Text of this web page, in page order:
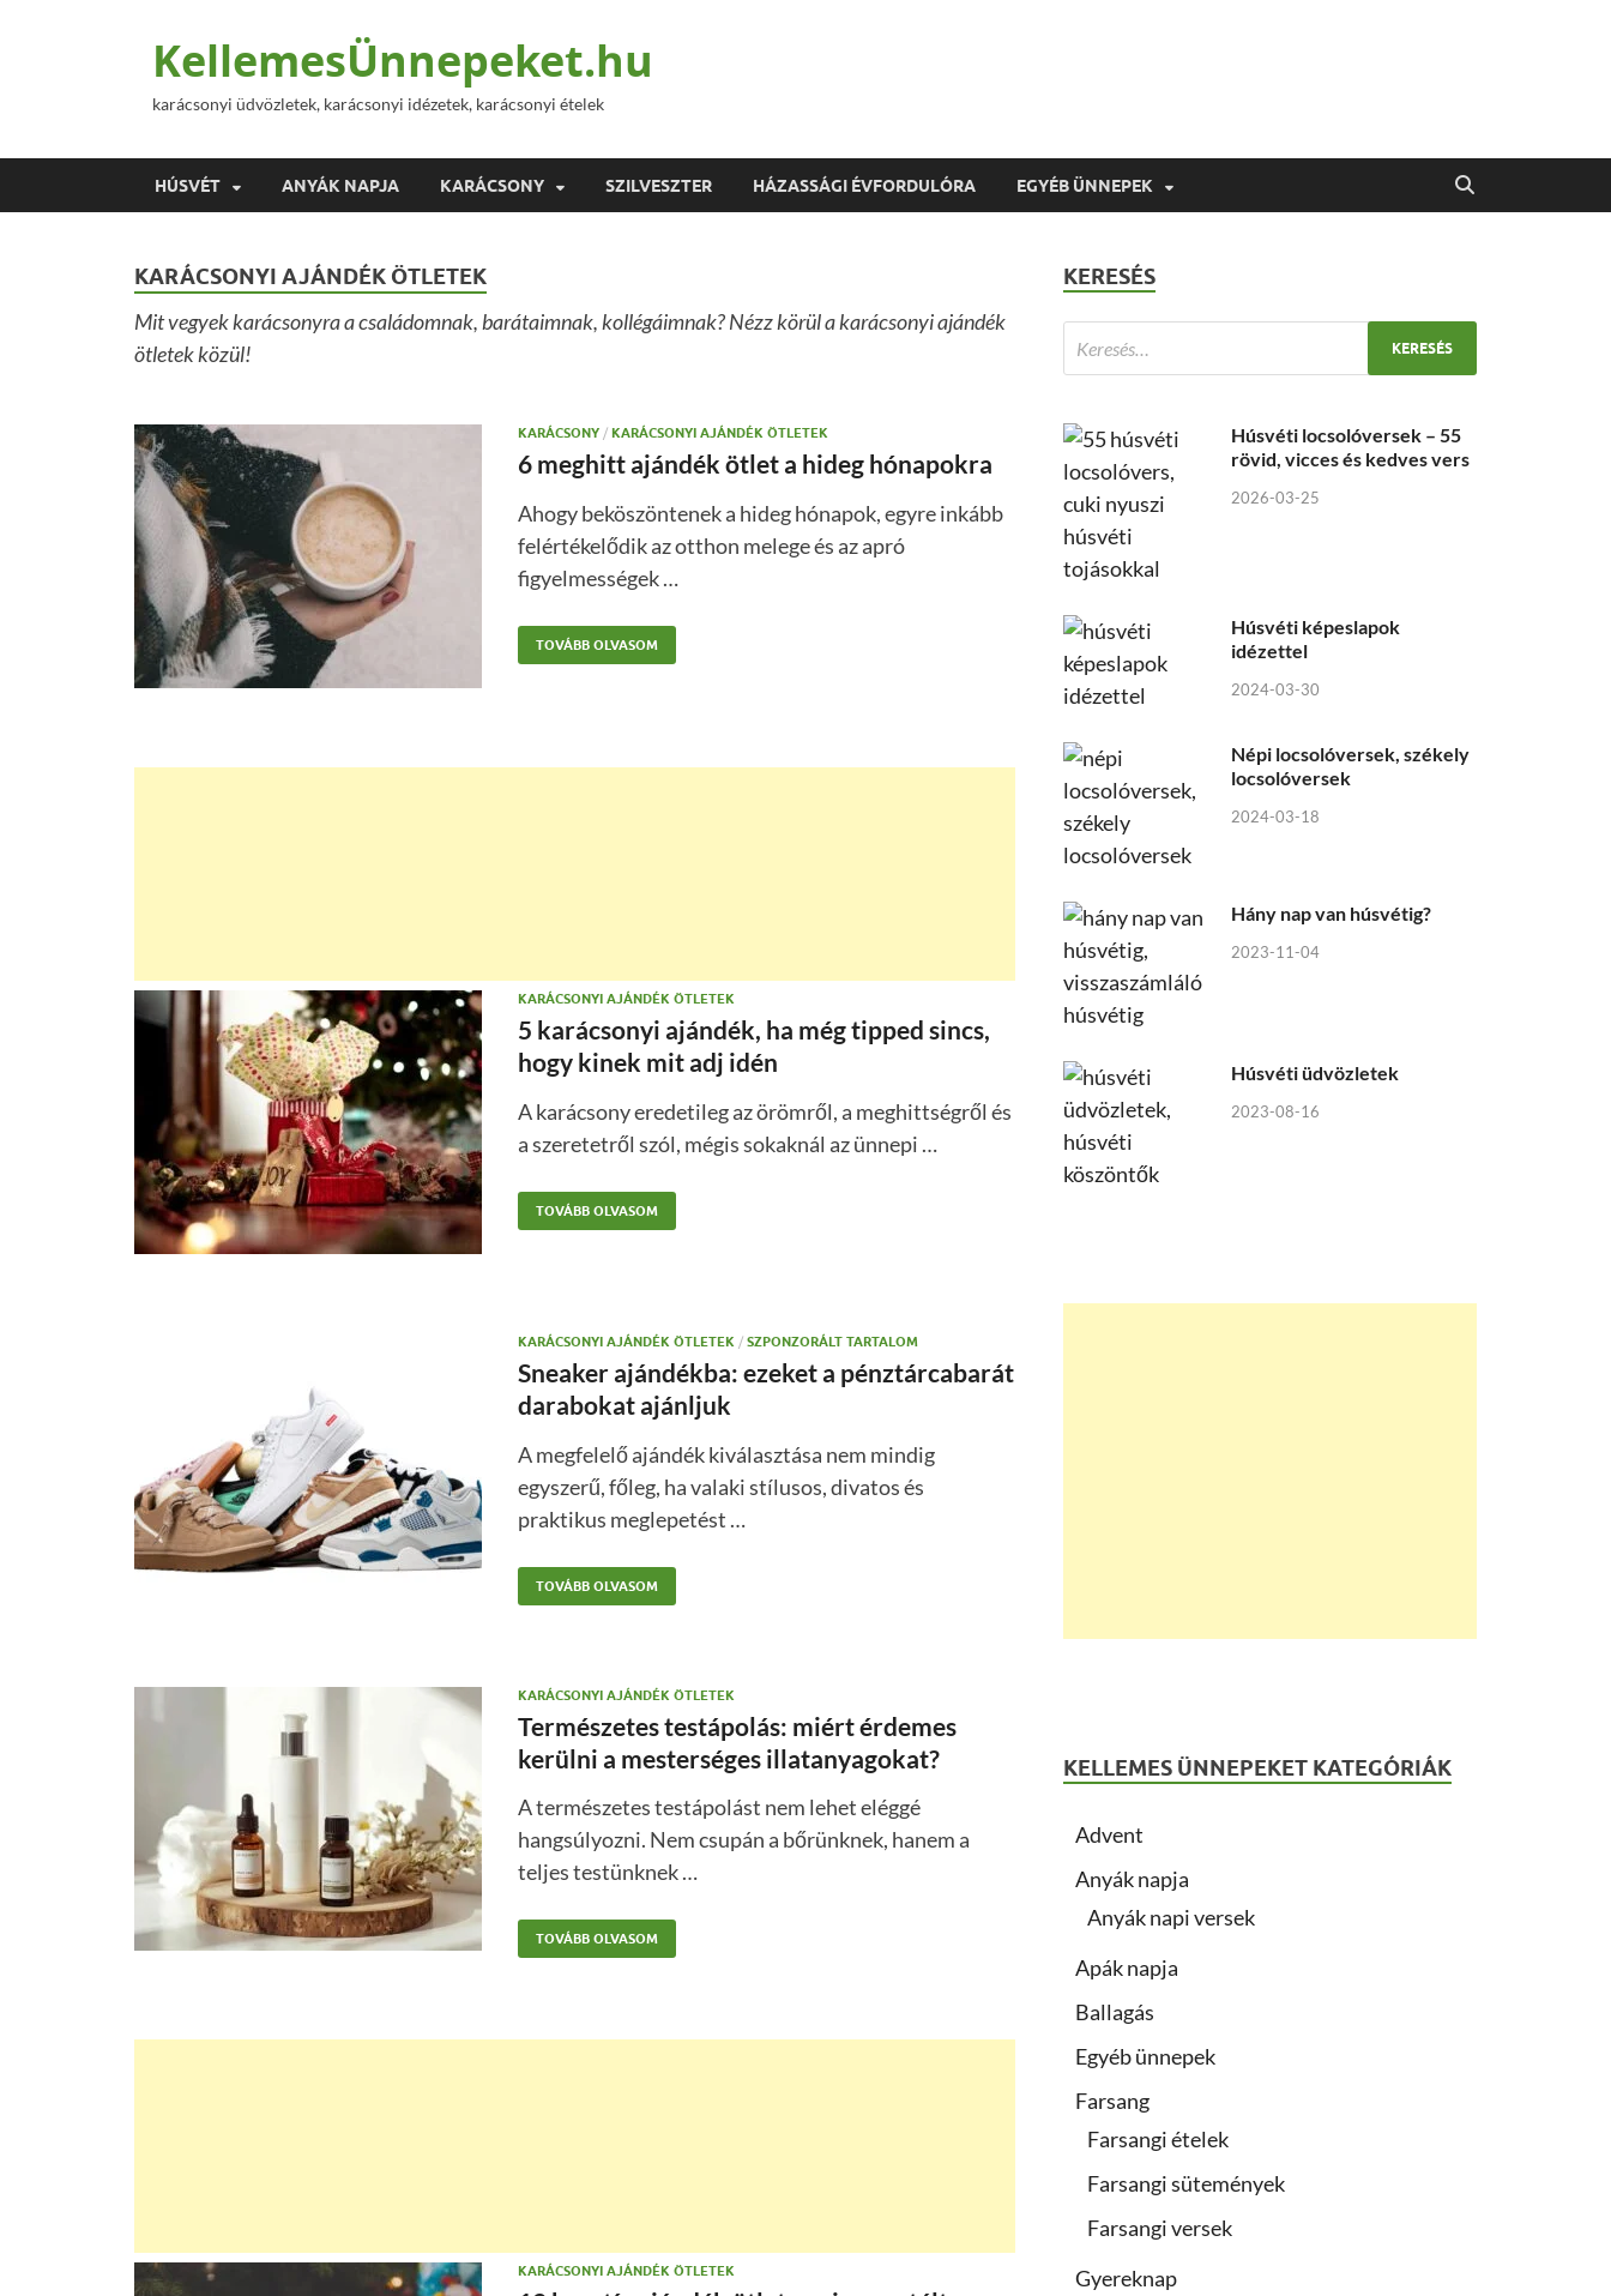
KellemesÜnnepeket.hu
karácsonyi üdvözletek, karácsonyi idézetek, karácsonyi ételek
HÚSVÉT ANYÁK NAPJA KARÁCSONY SZILVESZTER HÁZASSÁGI ÉVFORDULÓRA EGYÉB ÜNNEPEK
KARÁCSONYI AJÁNDÉK ÖTLETEK
Mit vegyek karácsonyra a családomnak, barátaimnak, kollégáimnak? Nézz körül a karácsonyi ajándék
ötletek közül!
KARÁCSONY / KARÁCSONYI AJÁNDÉK ÖTLETEK
6 meghitt ajándék ötlet a hideg hónapokra
Ahogy beköszöntenek a hideg hónapok, egyre inkább
felértékelődik az otthon melege és az apró
figyelmességek …
TOVÁBB OLVASOM
KARÁCSONYI AJÁNDÉK ÖTLETEK
5 karácsonyi ajándék, ha még tipped sincs,
hogy kinek mit adj idén
A karácsony eredetileg az örömről, a meghittségről és
a szeretetről szól, mégis sokaknál az ünnepi …
TOVÁBB OLVASOM
KARÁCSONYI AJÁNDÉK ÖTLETEK / SZPONZORÁLT TARTALOM
Sneaker ajándékba: ezeket a pénztárcabarát
darabokat ajánljuk
A megfelelő ajándék kiválasztása nem mindig
egyszerű, főleg, ha valaki stílusos, divatos és
praktikus meglepetést …
TOVÁBB OLVASOM
KARÁCSONYI AJÁNDÉK ÖTLETEK
Természetes testápolás: miért érdemes
kerülni a mesterséges illatanyagokat?
A természetes testápolást nem lehet eléggé
hangsúlyozni. Nem csupán a bőrünknek, hanem a
teljes testünknek …
TOVÁBB OLVASOM
KARÁCSONYI AJÁNDÉK ÖTLETEK
KERESÉS
Húsvéti locsolóversek – 55
rövid, vicces és kedves vers
2026-03-25
Húsvéti képeslapok
idézettel
2024-03-30
Népi locsolóversek, székely
locsolóversek
2024-03-18
Hány nap van húsvétig?
2023-11-04
Húsvéti üdvözletek
2023-08-16
KELLEMES ÜNNEPEKET KATEGÓRIÁK
Advent
Anyák napja
Anyák napi versek
Apák napja
Ballagás
Egyéb ünnepek
Farsang
Farsangi ételek
Farsangi sütemények
Farsangi versek
Gyereknap